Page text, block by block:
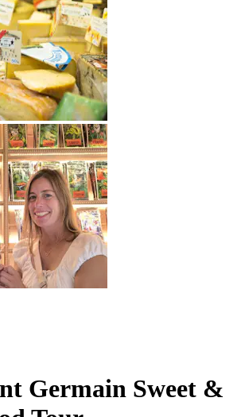
Germain Sweet &